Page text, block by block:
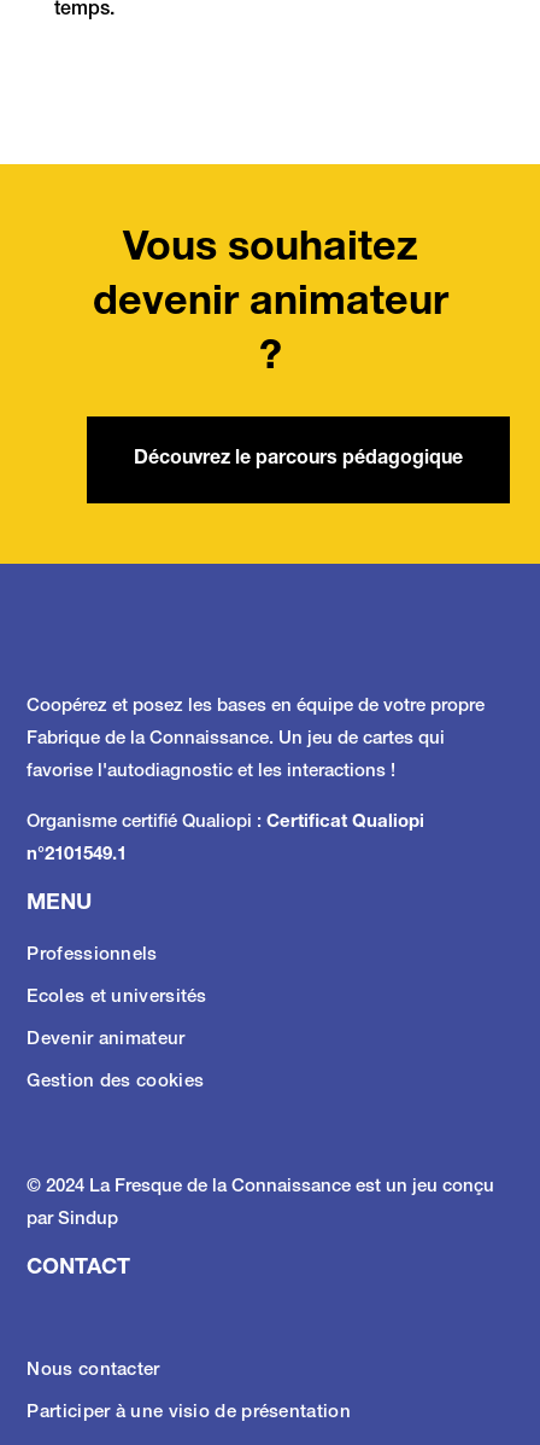
temps.
Vous souhaitez
devenir animateur
?
Découvrez le parcours pédagogique
Coopérez et posez les bases en équipe de votre propre
Fabrique de la Connaissance. Un jeu de cartes qui
favorise l'autodiagnostic et les interactions !
Organisme certifié Qualiopi :Certificat Qualiopi
n°2101549.1
MENU
Professionnels
Ecoles et universités
Devenir animateur
Gestion des cookies
© 2024 La Fresque de la Connaissance est un jeu conçu
parSindup
CONTACT
Nous contacter
Participer à une visio de présentation